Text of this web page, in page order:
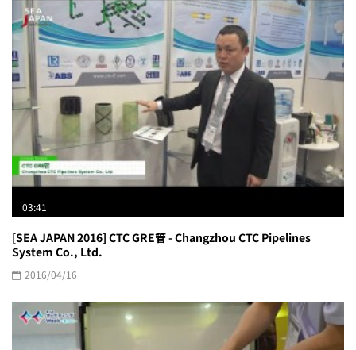
03:41
[SEA JAPAN 2016] CTC GRE管 - Changzhou CTC Pipelines
System Co., Ltd.
2016/04/16